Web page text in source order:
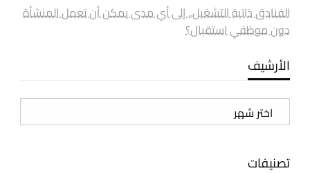
الفنادق ذاتية التشغيل.. إلى أي مدى يمكن أن تعمل المنشأة
دون موظفي استقبال؟
الأرشيف
الأرشيف
تصنيفات